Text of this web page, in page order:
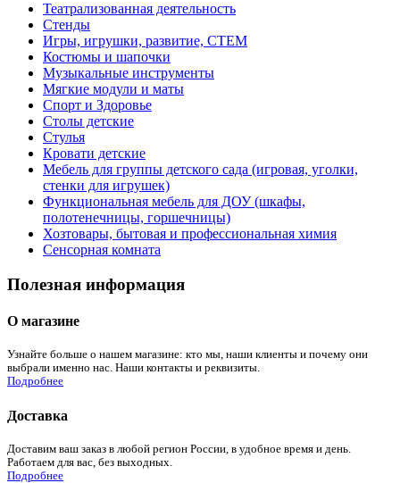
Театрализованная деятельность
Стенды
Игры, игрушки, развитие, СТЕМ
Костюмы и шапочки
Музыкальные инструменты
Мягкие модули и маты
Спорт и Здоровье
Столы детские
Стулья
Кровати детские
Мебель для группы детского сада (игровая, уголки,
стенки для игрушек)
Функциональная мебель для ДОУ (шкафы,
полотенечницы, горшечницы)
Хозтовары, бытовая и профессиональная химия
Сенсорная комната
Полезная информация
О магазине
Узнайте больше о нашем магазине: кто мы, наши клиенты и почему они
выбрали именно нас. Наши контакты и реквизиты.
Подробнее
Доставка
Доставим ваш заказ в любой регион России, в удобное время и день.
Работаем для вас, без выходных.
Подробнее